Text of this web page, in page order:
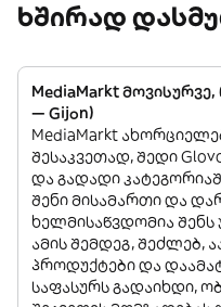
ხშირად
MediaMarkt
— Gijon)
MediaMarkt
შესაკვეთად, შედი
და გადადი
შენი მისამართი და
ხელმისაწვდომია შენს
ამის შემდეგ, შეძლებ,
პროდუქტები და
საფასურს გადაიხდი,